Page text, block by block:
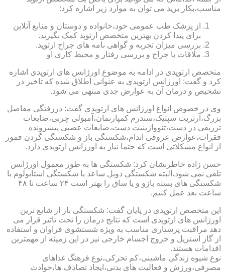
مناسب،بکار برید می توان به موارد زیر اشاره کرد:
از پزشک طب عمومی خود،خانواده و دوستان و منابع آنلاین
برای پیدا کردن بهترین متخصص ارتوپد کمک بگیرید.
بررسی میزان تجربه و گواهی نامه های جراح ارتوپد.
ملاقات با جراح و بررسی رفتار و محیط کاری او
متخصص ارتوپدی در ادامه به موضوع اورژانس های ارتوپدی اشاره
کرد و گفت: اورژانس ارتوپدی به عنوانی اطلاق شده که تاخیر در
تشخیص و درمان آن به عوارض جدی منتهی می شود.
وی در خصوص انواع اورژانس های ارتوپدی گفت: دررفتگی مفاصل
بزرگ،آرتریت سپتیک،سندرم کمپارتمان،آمبولی چربی،ضایعات
تزریقی در دست،تنوواژینیت دست،ضایعات عصبی پیشرونده
فقرات،عوارض عروقی اندام،شکستگی باز و شکستگی گردن فمور
از انواع مشکلاتی است که حتما نیاز به اورژانس ارتوپدی دارد.
حسن زاده خاطرنشان کرد: شکستگی ها به طور معمول اورژانس
تلقی نمی شود،البته شکستگی دوبل ساعد یا شکستگی استابولوم یا
شکستگی های بسته بازو و یا ساق را بهتر است ۲۴ ساعت تا ۴۸
ساعت بعد عمل کنیم.
این متخصص ارتوپدی در پایان گفت: شکستگی باز از شایع ترین
اورژانس های ارتوپدی است که نتایج درمان را تحت تاثیر قرار می
دهد مراقبت پرستاری مناسب به ویژه شستشوی فراوان و استفاده
از گاز استریل و خروج اجسام خارجی نیز در این زمینه از مهمترین
اقدامات هستند.
نوع شیوه زندگی ماشینی،کم تحرکی،نوع فرهنگ غذاهای
مصرفی،ورزش و فعالیت های بدنی،ایجاد تصادف ها،حوادث